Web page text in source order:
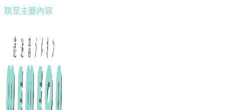
跳至主要內容